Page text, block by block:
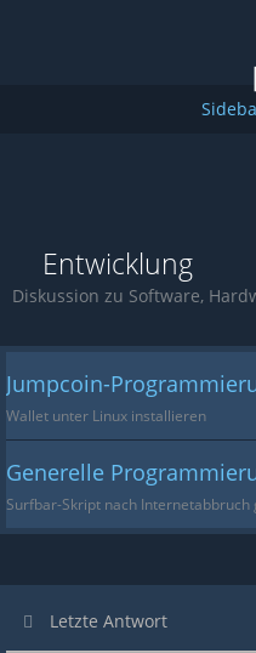
Entwicklung
Diskussion zu Software,
Jumpcoin-
Wallet unter Linux installieren
Generelle
Surfbar-Skript nach Internetabbruch
Letzte Antwort